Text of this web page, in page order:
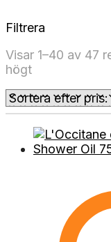
Filtrera
Visar 1–40 av 47
högt